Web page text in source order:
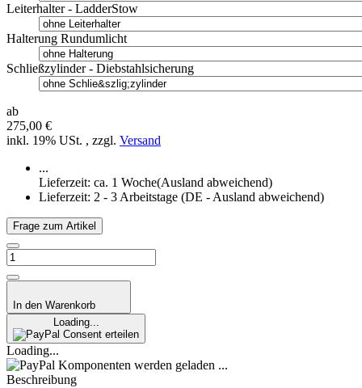
Leiterhalter - LadderStow
Halterung Rundumlicht
Schließzylinder - Diebstahlsicherung
ab
275,00 €
inkl. 19% USt. , zzgl. Versand
...
Lieferzeit: ca. 1 Woche(Ausland abweichend)
Lieferzeit: 2 - 3 Arbeitstage (DE - Ausland abweichend)
Frage zum Artikel
In den Warenkorb
Loading...
Consent erteilen
Loading...
Komponenten werden geladen ...
Beschreibung